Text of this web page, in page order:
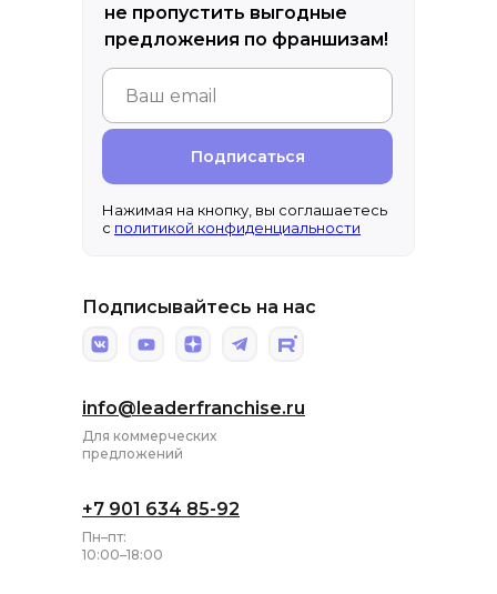
не пропустить выгодные
предложения по франшизам!
Подписывайтесь на нас
info@leaderfranchise.ru
Для коммерческих
предложений
+7 901 634 85-92
Пн–пт:
10:00–18:00
Подписаться
Нажимая на кнопку, вы соглашаетесь
с политикой конфиденциальности